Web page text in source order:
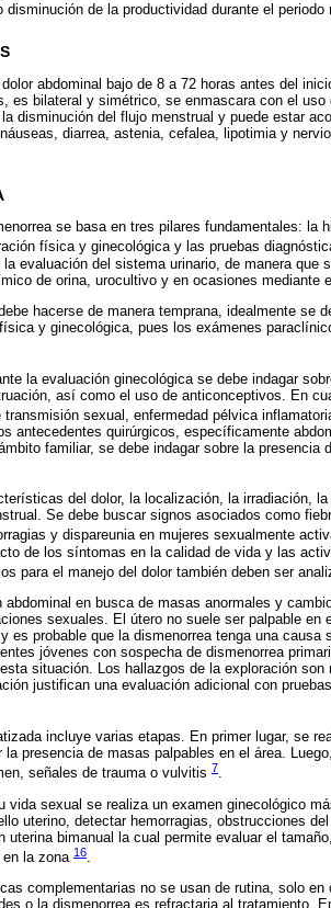
disminución de la productividad durante el periodo
dolor abdominal bajo de 8 a 72 horas antes del
es bilateral y simétrico, se enmascara con el
disminución del flujo menstrual y puede estar
diarrea, astenia, cefalea, lipotimia y
se basa en tres pilares fundamentales: la
física y ginecológica y las pruebas
evaluación del sistema urinario, de manera que
de orina, urocultivo y en ocasiones mediante
hacerse de manera temprana, idealmente se
y ginecológica, pues los exámenes
la evaluación ginecológica se debe indagar
así como el uso de anticonceptivos. En
sexual, enfermedad pélvica
antecedentes quirúrgicos, específicamente
familiar, se debe indagar sobre la presencia
del dolor, la localización, la irradiación,
Se debe buscar signos asociados como
y dispareunia en mujeres sexualmente
de los síntomas en la calidad de vida y las
para el manejo del dolor también deben ser
abdominal en busca de masas anormales y
sexuales. El útero no suele ser palpable en
es probable que la dismenorrea tenga una
jóvenes con sospecha de dismenorrea
situación. Los hallazgos de la exploración son
justifican una evaluación adicional con
incluye varias etapas. En primer lugar, se
la presencia de masas palpables en el área.
señales de trauma o vulvitis 7.
vida sexual se realiza un examen ginecológico
uterino, detectar hemorragias, obstrucciones
uterina bimanual la cual permite evaluar el
la zona 16
complementarias no se usan de rutina, solo
o la dismenorrea es refractaria al tratamiento.